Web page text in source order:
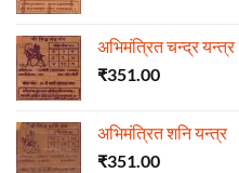
अभिमंत्रित चन्द्र यन्त्र
₹351.00
अभिमंत्रित शनि यन्त्र
₹351.00